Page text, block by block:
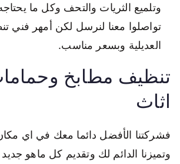
وتلميع الثريات والتحف وكل ما
تواصلوا معنا لنرسل لكن أمهر فني
العديلية وبسعر مناسب.
تنظيف مطابخ
اثاث
فشركتنا الأفضل دائما معك في اي مكان
وتميزنا الدائم لك وتقديم كل ماهو